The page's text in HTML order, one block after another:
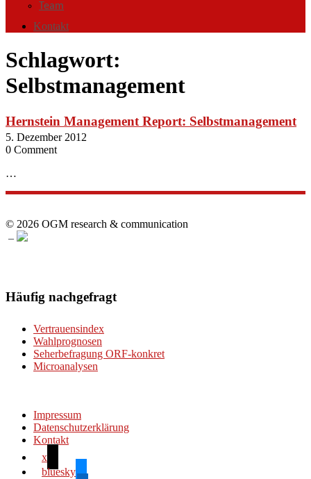
Team
Kontakt
Schlagwort:
Selbstmanagement
Hernstein Management Report: Selbstmanagement
5. Dezember 2012
0 Comment
…
© 2026 OGM research & communication
–
Häufig nachgefragt
Vertrauensindex
Wahlprognosen
Seherbefragung ORF-konkret
Microanalysen
Impressum
Datenschutzerklärung
Kontakt
x
bluesky